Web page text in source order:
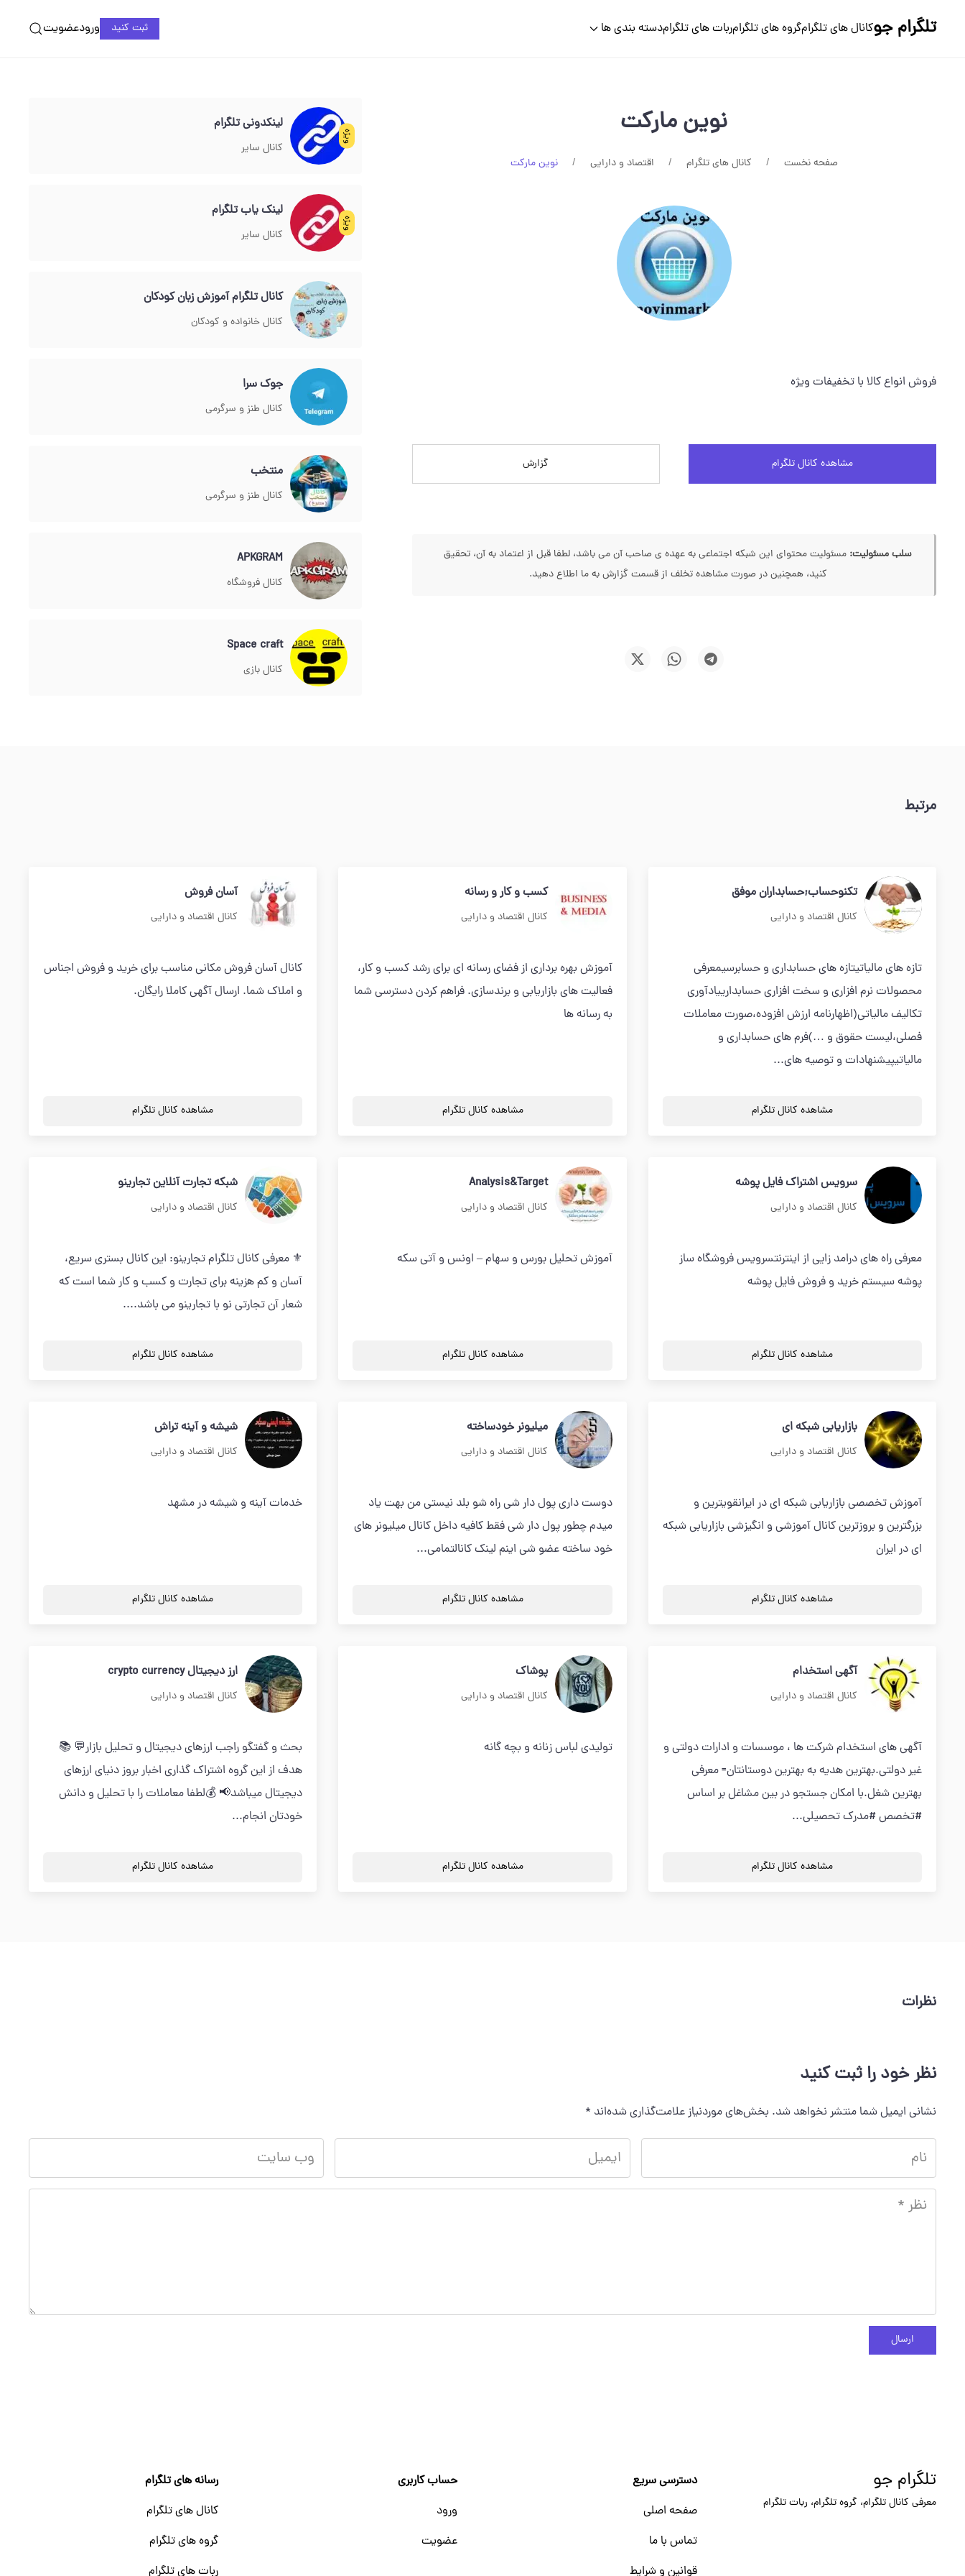
تلگرام جوکانال های تلگرامگروه های تلگرامربات های تلگرامدسته بندی ها ثبت کنید ورودعضویت
نوین مارکت
صفحه نخست کانال های تلگرام اقتصاد و دارایی نوین مارکت
فروش انواع کالا با تخفیفات ویژه
مشاهده کانال تلگرام گزارش
سلب مسئولیت: مسئولیت محتوای این شبکه اجتماعی به عهده ی صاحب آن می باشد، لطفا قبل از اعتماد به آن، تحقیق
کنید، همچنین در صورت مشاهده تخلف از قسمت گزارش به ما اطلاع دهید.
ویژه
لینکدونی تلگرام
کانال سایر
ویژه
لینک یاب تلگرام
کانال سایر
کانال تلگرام آموزش زبان کودکان
کانال خانواده و کودکان
جوک سرا
کانال طنز و سرگرمی
منتخب
کانال طنز و سرگرمی
APKGRAM
کانال فروشگاه
Space craft
کانال بازی
مرتبط
تکنوحساب;حسابداران موفق
کانال اقتصاد و دارایی
تازه های مالیاتیتازه های حسابداری و حسابرسیمعرفی
محصولات نرم افزاری و سخت افزاری حسابدارییادآوری
تکالیف مالیاتی(اظهارنامه ارزش افزوده،صورت معاملات
فصلی،لیست حقوق و …)فرم های حسابداری و
مالیاتیپیشنهادات و توصیه های...
مشاهده کانال تلگرام
کسب و کار و رسانه
کانال اقتصاد و دارایی
آموزش بهره برداری از فضای رسانه ای برای رشد کسب و کار،
فعالیت های بازاریابی و برندسازی. فراهم کردن دسترسی شما
به رسانه ها
مشاهده کانال تلگرام
آسان فروش
کانال اقتصاد و دارایی
کانال آسان فروش مکانی مناسب برای خرید و فروش اجناس
و املاک شما. ارسال آگهی کاملا رایگان.
مشاهده کانال تلگرام
سرویس اشتراک فایل پوشه
کانال اقتصاد و دارایی
معرفی راه های درامد زایی از اینترنتسرویس فروشگاه ساز
پوشه سیستم خرید و فروش فایل پوشه
مشاهده کانال تلگرام
Analysis&Target
کانال اقتصاد و دارایی
آموزش تحلیل بورس و سهام – اونس و آتی سکه
مشاهده کانال تلگرام
شبکه تجارت آنلاین تجارینو
کانال اقتصاد و دارایی
⚜ معرفی کانال تلگرام تجارینو: این کانال بستری سریع،
آسان و کم هزینه برای تجارت و کسب و کار شما است که
شعار آن تجارتی نو با تجارینو می باشد....
مشاهده کانال تلگرام
بازاریابی شبکه ای
کانال اقتصاد و دارایی
آموزش تخصصی بازاریابی شبکه ای در ایرانقویترین و
بزرگترین و بروزترین کانال آموزشی و انگیزشی بازاریابی شبکه
ای در ایران
مشاهده کانال تلگرام
ميليونر خودساخته
کانال اقتصاد و دارایی
دوست داري پول دار شي راه شو بلد نيستي من بهت ياد
ميدم چطور پول دار شي فقط كافيه داخل كانال ميليونر هاي
خود ساخته عضو شي اينم لينك كانالتمامي...
مشاهده کانال تلگرام
شیشه و آینه تراش
کانال اقتصاد و دارایی
خدمات آینه و شیشه در مشهد
مشاهده کانال تلگرام
آگهي استخدام
کانال اقتصاد و دارایی
آگهي هاي استخدام شركت ها ، موسسات و ادارات دولتي و
غير دولتي.بهترين هديه به بهترين دوستانتان= معرفي
بهترين شغل.با امكان جستجو در بين مشاغل بر اساس
#تخصص #مدرك تحصيلي...
مشاهده کانال تلگرام
پوشاك
کانال اقتصاد و دارایی
توليدي لباس زنانه و بچه گانه
مشاهده کانال تلگرام
ارز دیجیتال crypto currency
کانال اقتصاد و دارایی
بحث و گفتگو راجب ارزهای دیجیتال و تحلیل بازار💬 📚
هدف از این گروه اشتراک گذاری اخبار بروز دنیای ارزهای
دیجیتال میباشد📢 💰لطفا معاملات را با تحلیل و دانش
خودتان انجام...
مشاهده کانال تلگرام
نظرات
نظر خود را ثبت کنید
نشانی ایمیل شما منتشر نخواهد شد. بخش‌های موردنیاز علامت‌گذاری شده‌اند *
ارسال
دسترسی سریع
صفحه اصلی
تماس با ما
قوانین و شرایط
حساب کاربری
ورود
عضویت
رسانه های تلگرام
کانال های تلگرام
گروه های تلگرام
ربات های تلگرام
تلگرام جو
معرفی کانال تلگرام، گروه تلگرام، ربات تلگرام